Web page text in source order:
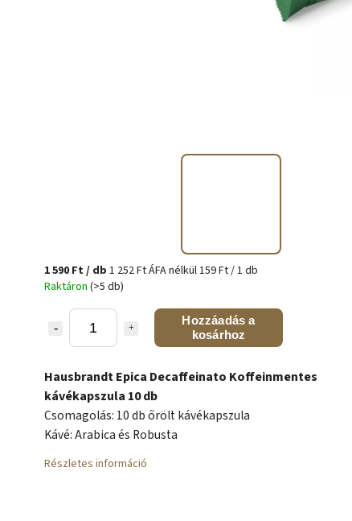
1 590 Ft/ db 1 252 Ft ÁFA nélkül159 Ft / 1 db
Raktáron (>5 db)
Hozzáadás a
kosárhoz
Hausbrandt Epica Decaffeinato Koffeinmentes
kávékapszula 10 db
Csomagolás: 10 db őrölt kávékapszula
Kávé: Arabica és Robusta
Részletes információ